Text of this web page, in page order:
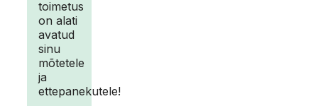
toimetus
on alati
avatud
sinu
mõtetele
ja
ettepanekutele!